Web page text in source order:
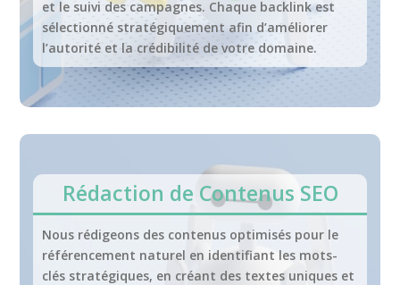
et le suivi des campagnes. Chaque backlink est
sélectionné stratégiquement afin d’améliorer
l’autorité et la crédibilité de votre domaine.
Rédaction de Contenus SEO
Nous rédigeons des contenus optimisés pour le
référencement naturel en identifiant les mots-
clés stratégiques, en créant des textes uniques et